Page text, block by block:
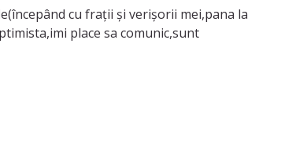
cu frații și verișorii mei,pana la
place sa comunic,sunt